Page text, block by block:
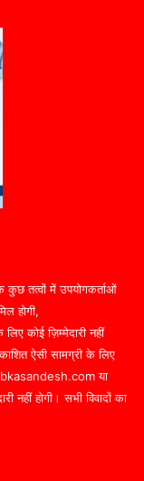
कुछ तत्वों में उपयोगकर्ताओं
होगी,
कोई ज़िम्मेदारी नहीं
ऐसी सामग्री के लिए
या
नहीं होगी। सभी विवादों का